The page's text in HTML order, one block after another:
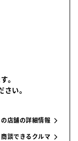
。
い。
店舗の詳細情報
談できるクルマ